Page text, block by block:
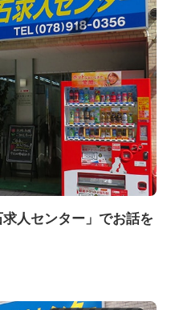
人センター」でお話を